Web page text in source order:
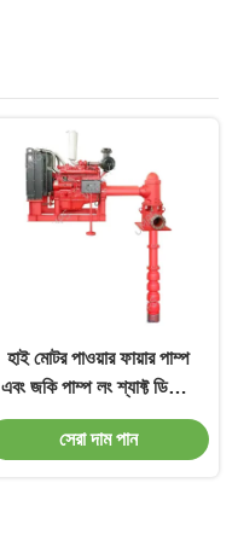
হাই মোটর পাওয়ার ফায়ার পাম্প
এবং জকি পাম্প লং শ্যাফ্ট ডিজেল
ইঞ্জিন ফায়ার পাম্প
সেরা দাম পান